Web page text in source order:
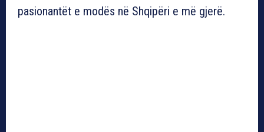
pasionantët e modës në Shqipëri e më gjerë.